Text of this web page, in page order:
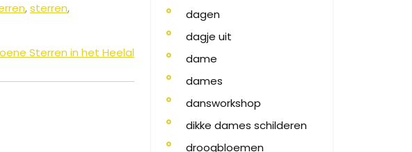
,sterren,
Sterren in het Heelal
dagen
dagje uit
dame
dames
dansworkshop
dikke dames schilderen
droogbloemen